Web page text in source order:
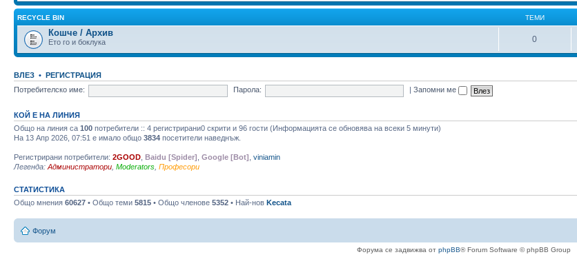
RECYCLE BIN ТЕМИ
Кошче / Архив
Ето го и боклука 0
ВЛЕЗ • РЕГИСТРАЦИЯ
Потребителско име:
Парола: |Запомни ме
КОЙ Е НА ЛИНИЯ
Общо на линия са 100 потребители :: 4 регистрирани0 скрити и 96 гости (Информацията се обновява на всеки 5 минути)
На 13 Апр 2026, 07:51 е имало общо 3834 посетители наведнъж.
Регистрирани потребители: 2GOOD Baidu [Spider] Google [Bot] viniamin
Легенда: Администратори Moderators Професори
СТАТИСТИКА
Общо мнения 60627 • Общо теми 5815 • Общо членове 5352 • Най-нов Kecata
Форум
Форума се задвижва от phpBB® Forum Software © phpBB Group